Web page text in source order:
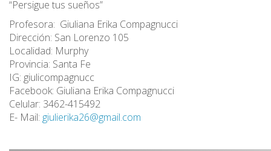
“Persigue tus sueños”
Profesora: Giuliana Erika Compagnucci
Dirección: San Lorenzo 105
Localidad: Murphy
Provincia: Santa Fe
IG: giulicompagnucc
Facebook: Giuliana Erika Compagnucci
Celular: 3462-415492
E- Mail: giulierika26@gmail.com